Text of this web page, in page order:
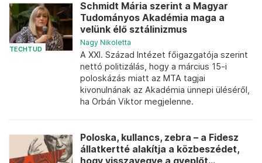
TECHTUD
Schmidt Mária szerint a Magyar
Tudományos Akadémia maga a
velünk élő sztálinizmus
Nagy Nikoletta
A XXI. Század Intézet főigazgatója szerint
nettó politizálás, hogy a március 15-i
poloskázás miatt az MTA tagjai
kivonulnának az Akadémia ünnepi üléséről,
ha Orbán Viktor megjelenne.
Poloska, kullancs, zebra – a Fidesz
állatkertté alakítja a közbeszédet,